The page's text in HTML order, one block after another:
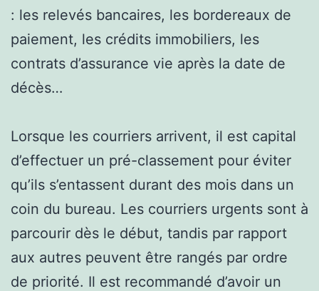
: les relevés bancaires, les bordereaux de
paiement, les crédits immobiliers, les
contrats d’assurance vie après la date de
décès…
Lorsque les courriers arrivent, il est capital
d’effectuer un pré-classement pour éviter
qu’ils s’entassent durant des mois dans un
coin du bureau. Les courriers urgents sont à
parcourir dès le début, tandis par rapport
aux autres peuvent être rangés par ordre
de priorité. Il est recommandé d’avoir un